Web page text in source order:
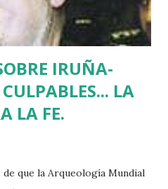
muchos los que
IRUÑA-
LA
LA FE.
que la Arqueología Mundial